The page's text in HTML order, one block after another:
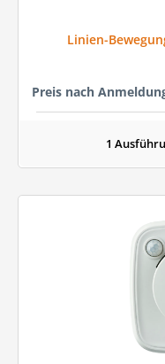
Linien-
Preis nach
1